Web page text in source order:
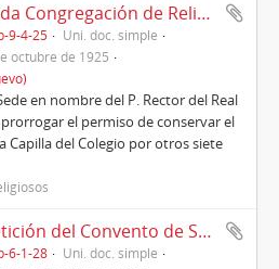
Rescripto de la Sagrada Congregación de Religiosos, 14/10/1925
9-4-25
Uni. doc. simple
octubre de 1925
en nombre del P. Rector del Real
el permiso de conservar el
Capilla del Colegio por otros siete
Rescripto sobre la petición del Convento de San José de Padrón, 10/11/1910
6-1-28
Uni. doc. simple